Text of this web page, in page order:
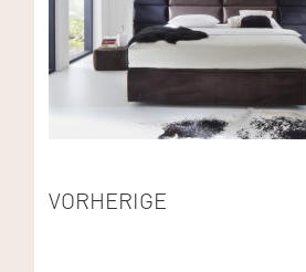
VORHERIGE